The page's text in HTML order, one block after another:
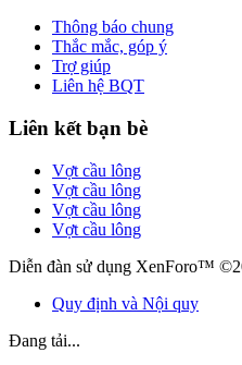
Thông báo chung
Thắc mắc, góp ý
Trợ giúp
Liên hệ BQT
Liên kết bạn bè
Vợt cầu lông
Vợt cầu lông
Vợt cầu lông
Vợt cầu lông
Diễn đàn sử dụng XenForo™
Quy định và Nội quy
Đang tải...